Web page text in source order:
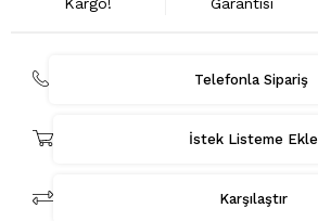
Telefonla Sipariş
İstek Listeme Ekle
Karşılaştır